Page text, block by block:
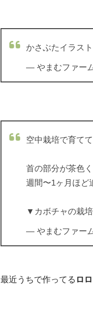
かさぶたイラス
— やまむファー
空中栽培で育て
首の部分が茶色
週間〜1ヶ月ほど
▼カボチャの栽
— やまむファー
最近うちで作ってる ロ